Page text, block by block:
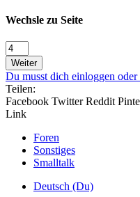
Wechsle zu Seite
Weiter
Du musst dich einloggen
Teilen:
Facebook Twitter Reddit
Link
Foren
Sonstiges
Smalltalk
Deutsch (Du)